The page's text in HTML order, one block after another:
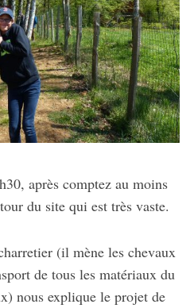
après comptez au moins
du site qui est très vaste.
(il mène les chevaux
de tous les matériaux du
nous explique le projet de